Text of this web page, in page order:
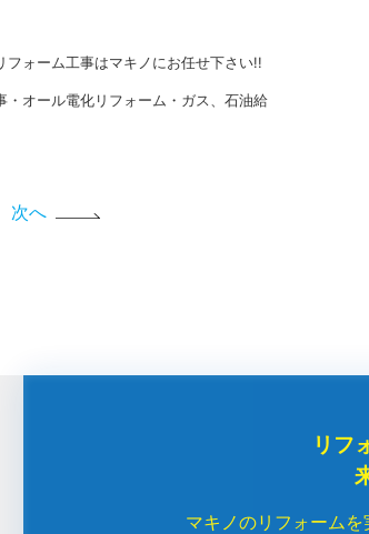
ォーム工事はマキノにお任せ下さい!!
オール電化リフォーム・ガス、石油給
次へ
リフ
マキノのリフォーム